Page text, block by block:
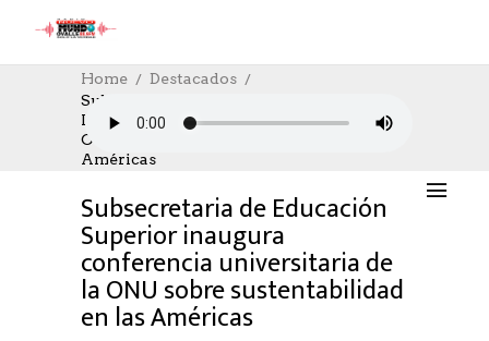
Home
Destacados
Subsecretaria De Educación Superior
Inaugura Conferencia Universitaria De La
ONU Sobre Sustentabilidad En Las
Américas
DESTACADOS EDUCACION,SOCIAL
23/04/2022
1178 SEEN
Subsecretaria de Educación
Superior inaugura
conferencia universitaria de
la ONU sobre sustentabilidad
en las Américas